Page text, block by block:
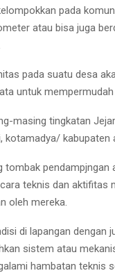
pada
atau bisa juga
pada suatu desa
untuk
masing tingkatan
kotamadya/ kabupaten
tombak
teknis dan aktifitas
oleh mereka.
di lapangan dengan
sistem atau
hambatan teknis